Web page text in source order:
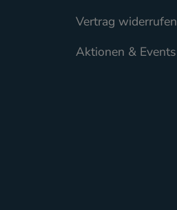
Vertrag widerrufen
Aktionen & Events